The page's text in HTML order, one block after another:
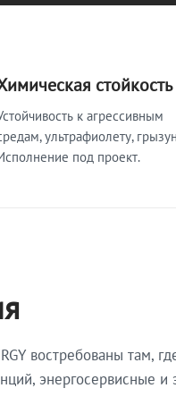
стойкость
к агрессивным
ультрафиолету,
под проект.
востребованы там,
энергосервисные